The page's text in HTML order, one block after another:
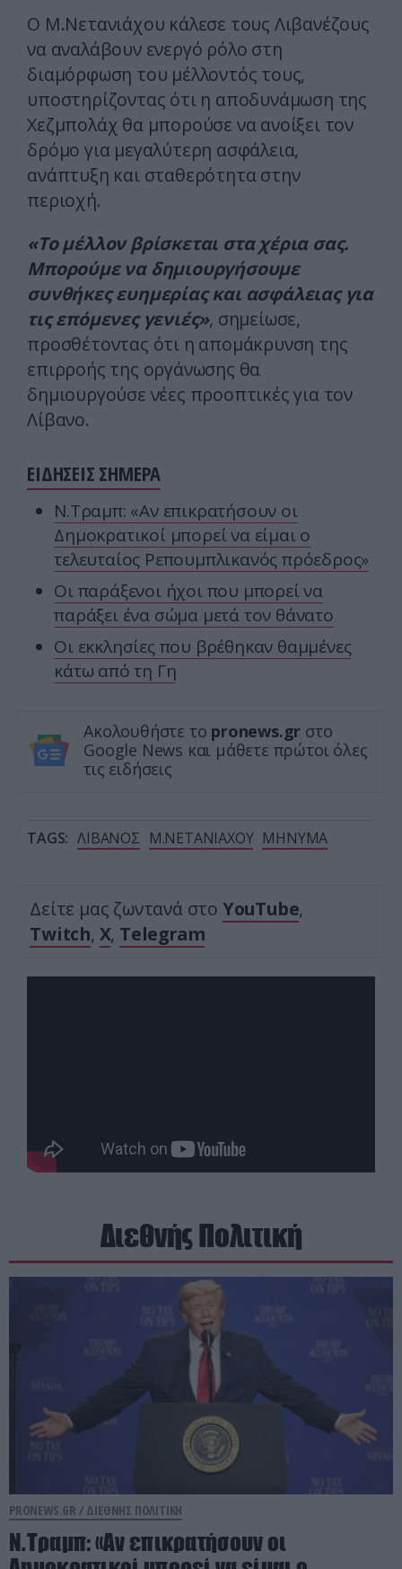
Ο Μ.Νετανιάχου κάλεσε τους Λιβανέζους
να αναλάβουν ενεργό ρόλο στη
διαμόρφωση του μέλλοντός τους,
υποστηρίζοντας ότι η αποδυνάμωση της
Χεζμπολάχ θα μπορούσε να ανοίξει τον
δρόμο για μεγαλύτερη ασφάλεια,
ανάπτυξη και σταθερότητα στην
περιοχή.
«Το μέλλον βρίσκεται στα χέρια σας.
Μπορούμε να δημιουργήσουμε
συνθήκες ευημερίας και ασφάλειας για
τις επόμενες γενιές», σημείωσε,
προσθέτοντας ότι η απομάκρυνση της
επιρροής της οργάνωσης θα
δημιουργούσε νέες προοπτικές για τον
Λίβανο.
ΕΙΔΗΣΕΙΣ ΣΗΜΕΡΑ
Ν.Τραμπ: «Αν επικρατήσουν οι
Δημοκρατικοί μπορεί να είμαι ο
τελευταίος Ρεπουμπλικανός πρόεδρος»
Οι παράξενοι ήχοι που μπορεί να
παράξει ένα σώμα μετά τον θάνατο
Οι εκκλησίες που βρέθηκαν θαμμένες
κάτω από τη Γη
Ακολουθήστε το pronews.gr στο
Google News και μάθετε πρώτοι όλες
τις ειδήσεις
TAGS: ΛΙΒΑΝΟΣ Μ.ΝΕΤΑΝΙΑΧΟΥ ΜΗΝΥΜΑ
Δείτε μας ζωντανά στο YouTube,
Twitch, X, Telegram
Διεθνής Πολιτική
PRONEWS.GR / ΔΙΕΘΝΗΣ ΠΟΛΙΤΙΚΗ
Ν.Τραμπ: «Αν επικρατήσουν οι